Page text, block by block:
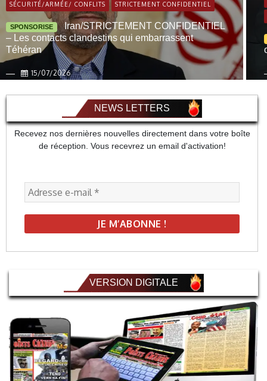
SÉCURITÉ/ARMÉE/ CONFLITS STRICTEMENT CONFIDENTIEL
SPONSORISE
Iran/STRICTEMENT CONFIDENTIEL
– Les contacts clandestins qui embarrassent
Téhéran
15/07/2026
NEWS LETTERS
Recevez nos dernières nouvelles directement dans votre boîte
de réception. Vous recevrez un email d'activation!
VERSION DIGITALE